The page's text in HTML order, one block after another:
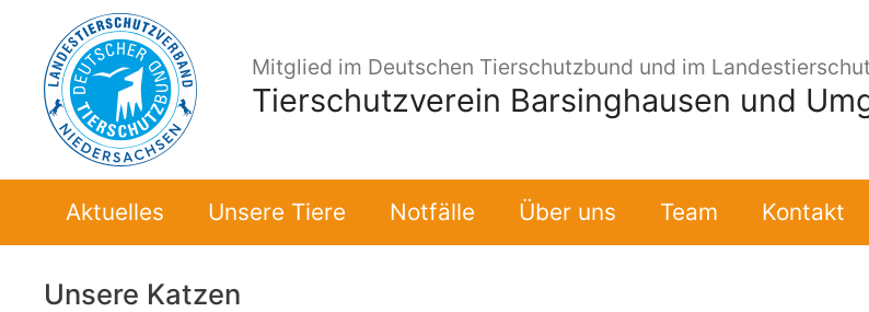
springen
Tierschutzverein Barsinghausen und
Mitglied im Deutschen Tierschutzbund und im
Aktuelles Unsere Tiere Notfälle Über uns Team Kontakt
Unsere Katzen